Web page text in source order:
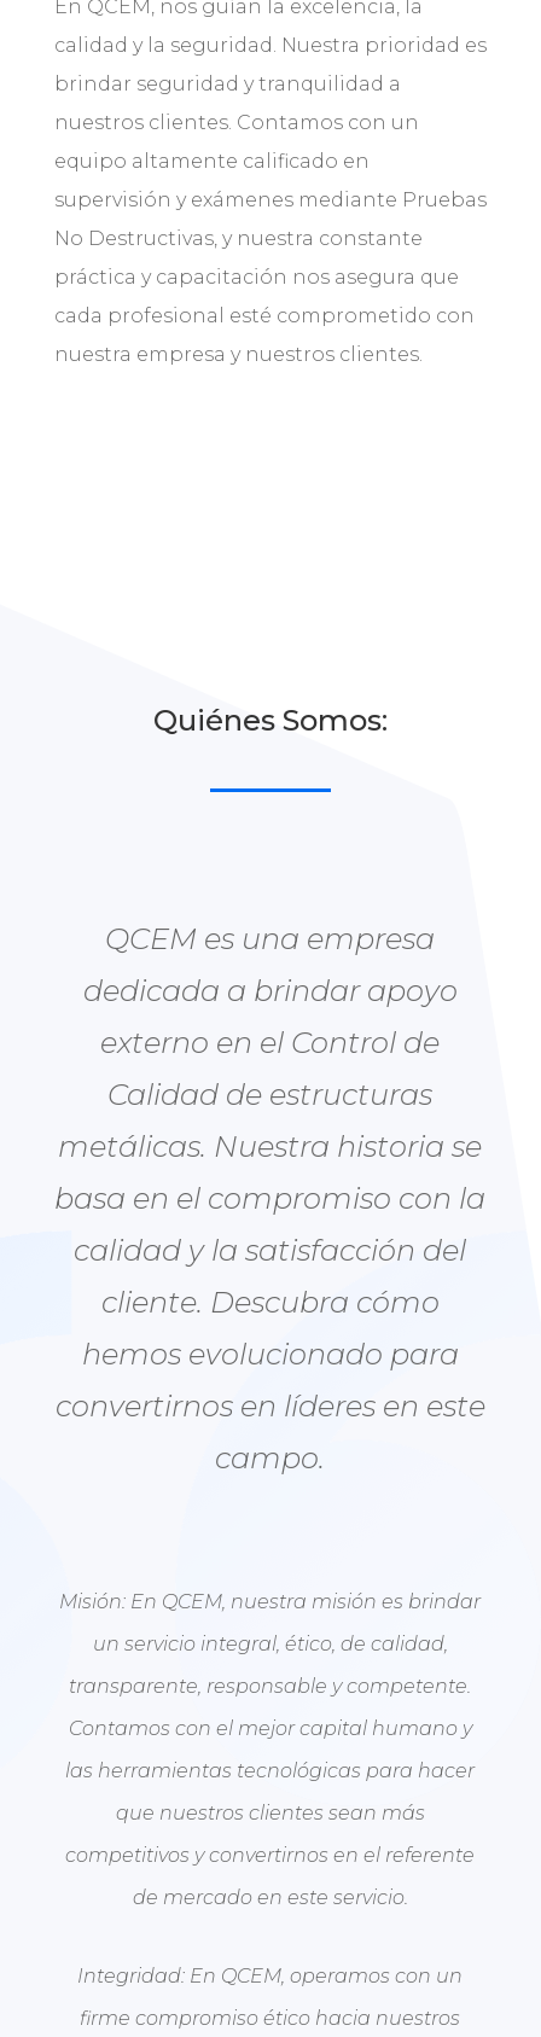
En QCEM, nos guían la excelencia, la
calidad y la seguridad. Nuestra prioridad es
brindar seguridad y tranquilidad a
nuestros clientes. Contamos con un
equipo altamente calificado en
supervisión y exámenes mediante Pruebas
No Destructivas, y nuestra constante
práctica y capacitación nos asegura que
cada profesional esté comprometido con
nuestra empresa y nuestros clientes.
Quiénes Somos:
QCEM es una empresa
dedicada a brindar apoyo
externo en el Control de
Calidad de estructuras
metálicas. Nuestra historia se
basa en el compromiso con la
calidad y la satisfacción del
cliente. Descubra cómo
hemos evolucionado para
convertirnos en líderes en este
campo.
Misión: En QCEM, nuestra misión es brindar
un servicio integral, ético, de calidad,
transparente, responsable y competente.
Contamos con el mejor capital humano y
las herramientas tecnológicas para hacer
que nuestros clientes sean más
competitivos y convertirnos en el referente
de mercado en este servicio.
Integridad: En QCEM, operamos con un
firme compromiso ético hacia nuestros